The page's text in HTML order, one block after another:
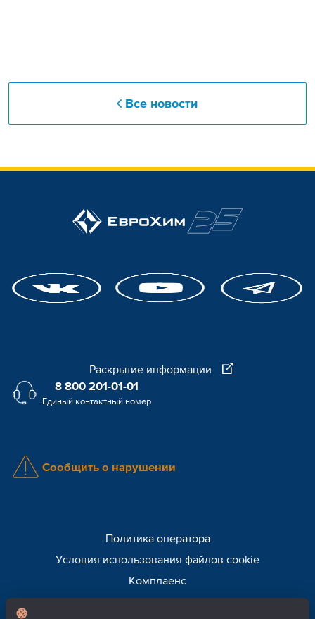
Все новости
Политика оператора
Условия использования файлов cookie
Комплаенс
Внимание! Мошенники!
8 800 201-01-01
Единый контактный номер
Сообщить о нарушении
Раскрытие информации